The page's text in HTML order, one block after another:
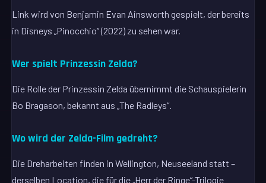
Link wird von Benjamin Evan Ainsworth gespielt, der bereits
in Disneys „Pinocchio“ (2022) zu sehen war.
Wer spielt Prinzessin Zelda?
Die Rolle der Prinzessin Zelda übernimmt die Schauspielerin
Bo Bragason, bekannt aus „The Radleys“.
Wo wird der Zelda-Film gedreht?
Die Dreharbeiten finden in Wellington, Neuseeland statt –
derselben Location, die für die „Herr der Ringe“-Trilogie